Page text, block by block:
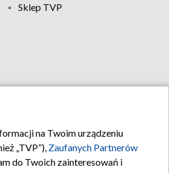
Sklep TVP
na Twoim urządzeniu
„TVP”), Zaufanych Partnerów
do Twoich zainteresowań i